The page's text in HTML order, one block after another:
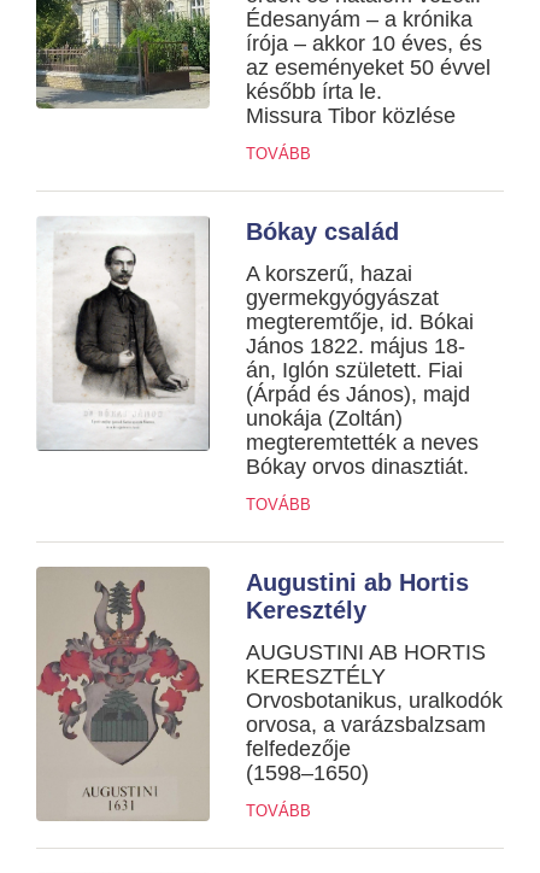
Édesanyám – a krónika
írója – akkor 10 éves, és
az eseményeket 50 évvel
később írta le.
Missura Tibor közlése
TOVÁBB
Bókay család
A korszerű, hazai
gyermekgyógyászat
megteremtője, id. Bókai
János 1822. május 18-
án, Iglón született. Fiai
(Árpád és János), majd
unokája (Zoltán)
megteremtették a neves
Bókay orvos dinasztiát.
TOVÁBB
Augustini ab Hortis
Keresztély
AUGUSTINI AB HORTIS
KERESZTÉLY
Orvosbotanikus, uralkodók
orvosa, a varázsbalzsam
felfedezője
(1598–1650)
TOVÁBB